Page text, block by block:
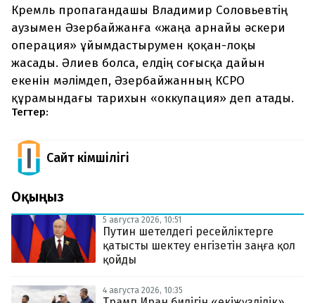
Кремль пропагандашы Владимир Соловьевтің
аузымен Әзербайжанға «жаңа арнайы әскери
операция» ұйымдастырумен қоқан-лоқы
жасады. Әлиев болса, елдің соғысқа дайын
екенін мәлімдеп, Әзербайжанның КСРО
құрамындағы тарихын «оккупация» деп атады.
Тегтер:
Сайт Әкімшілігі
Оқыңыз
5 августа 2026, 10:51
Путин шетелдегі ресейліктерге
қатысты шектеу енгізетін заңға қол
қойды
4 августа 2026, 10:35